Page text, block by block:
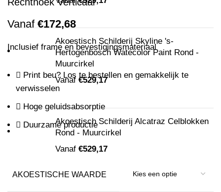
Vanaf €172,68
Inclusief frame en bevestigingsmateriaal
Print beu? Los te bestellen en gemakkelijk te
verwisselen
Hoge geluidsabsorptie
Duurzame productie
AKOESTISCHE WAARDE
Akoestisch Schilderij Skyline 's-
Hertogenbosch Watecolor Paint Rond -
Muurcirkel
Vanaf €529,17
Akoestisch Schilderij Alcatraz Celblokken
Rond - Muurcirkel
Vanaf €529,17